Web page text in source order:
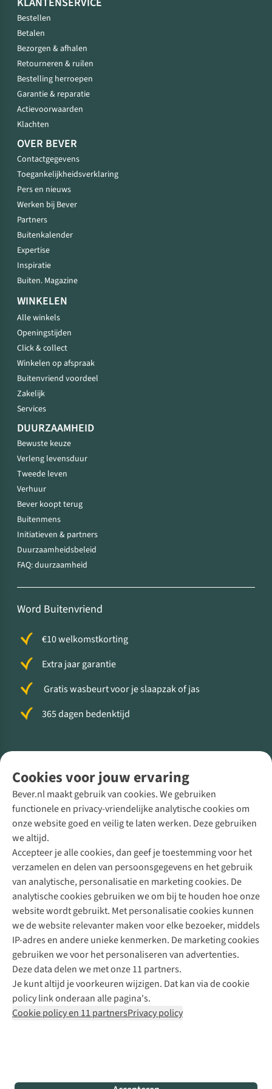
Cookies voor jouw ervaring
Bever.nl maakt gebruik van cookies. We gebruiken
functionele en privacy-vriendelijke analytische cookies om
onze website goed en veilig te laten werken. Deze gebruiken
we altijd.
Accepteer je alle cookies, dan geef je toestemming voor het
verzamelen en delen van persoonsgegevens en het gebruik
van analytische, personalisatie en marketing cookies. De
analytische cookies gebruiken we om bij te houden hoe onze
website wordt gebruikt. Met personalisatie cookies kunnen
we de website relevanter maken voor elke bezoeker, middels
IP-adres en andere unieke kenmerken. De marketing cookies
gebruiken we voor het personaliseren van advertenties.
Deze data delen we met onze 11 partners.
Je kunt altijd je voorkeuren wijzigen. Dat kan via de cookie
policy link onderaan alle pagina's.
Cookie policy en 11 partnersPrivacy policy
Bestellen
Betalen
Bezorgen & afhalen
Retourneren & ruilen
Bestelling herroepen
Garantie & reparatie
Actievoorwaarden
Klachten
OVER BEVER
Contactgegevens
Toegankelijkheidsverklaring
Pers en nieuws
Werken bij Bever
Partners
Buitenkalender
Expertise
Inspiratie
Buiten. Magazine
WINKELEN
Alle winkels
Openingstijden
Click & collect
Winkelen op afspraak
Buitenvriend voordeel
Zakelijk
Services
DUURZAAMHEID
Bewuste keuze
Verleng levensduur
Tweede leven
Verhuur
Bever koopt terug
Buitenmens
Initiatieven & partners
Duurzaamheidsbeleid
FAQ: duurzaamheid
Word Buitenvriend
€10 welkomstkorting
Extra jaar garantie
Gratis wasbeurt voor je slaapzak of jas
365 dagen bedenktijd
Direct advies van een Buitenexpert
+31 (0)85 888 50 88
+31 6 12 28 49 80
Contactformulier